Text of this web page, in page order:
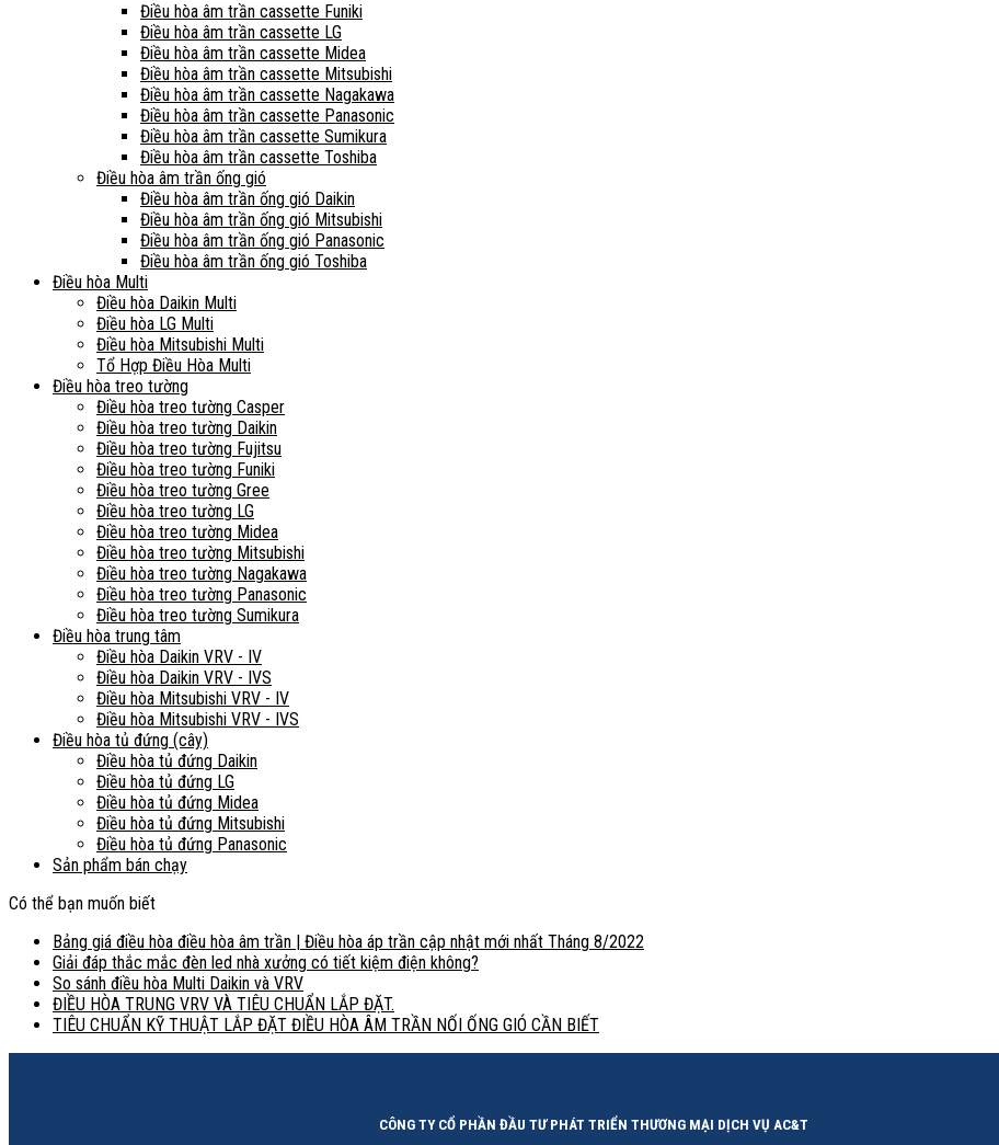
Điều hòa âm trần cassette Funiki
Điều hòa âm trần cassette LG
Điều hòa âm trần cassette Midea
Điều hòa âm trần cassette Mitsubishi
Điều hòa âm trần cassette Nagakawa
Điều hòa âm trần cassette Panasonic
Điều hòa âm trần cassette Sumikura
Điều hòa âm trần cassette Toshiba
Điều hòa âm trần ống gió
Điều hòa âm trần ống gió Daikin
Điều hòa âm trần ống gió Mitsubishi
Điều hòa âm trần ống gió Panasonic
Điều hòa âm trần ống gió Toshiba
Điều hòa Multi
Điều hòa Daikin Multi
Điều hòa LG Multi
Điều hòa Mitsubishi Multi
Tổ Hợp Điều Hòa Multi
Điều hòa treo tường
Điều hòa treo tường Casper
Điều hòa treo tường Daikin
Điều hòa treo tường Fujitsu
Điều hòa treo tường Funiki
Điều hòa treo tường Gree
Điều hòa treo tường LG
Điều hòa treo tường Midea
Điều hòa treo tường Mitsubishi
Điều hòa treo tường Nagakawa
Điều hòa treo tường Panasonic
Điều hòa treo tường Sumikura
Điều hòa trung tâm
Điều hòa Daikin VRV - IV
Điều hòa Daikin VRV - IVS
Điều hòa Mitsubishi VRV - IV
Điều hòa Mitsubishi VRV - IVS
Điều hòa tủ đứng (cây)
Điều hòa tủ đứng Daikin
Điều hòa tủ đứng LG
Điều hòa tủ đứng Midea
Điều hòa tủ đứng Mitsubishi
Điều hòa tủ đứng Panasonic
Sản phẩm bán chạy
Có thể bạn muốn biết
Bảng giá điều hòa điều hòa âm trần | Điều hòa áp trần cập nhật mới nhất Tháng 8/2022
Giải đáp thắc mắc đèn led nhà xưởng có tiết kiệm điện không?
So sánh điều hòa Multi Daikin và VRV
ĐIỀU HÒA TRUNG VRV VÀ TIÊU CHUẨN LẮP ĐẶT.
TIÊU CHUẨN KỸ THUẬT LẮP ĐẶT ĐIỀU HÒA ÂM TRẦN NỐI ỐNG GIÓ CẦN BIẾT
CÔNG TY CỔ PHẦN ĐẦU TƯ PHÁT TRIỂN THƯƠNG MẠI DỊCH VỤ AC&T